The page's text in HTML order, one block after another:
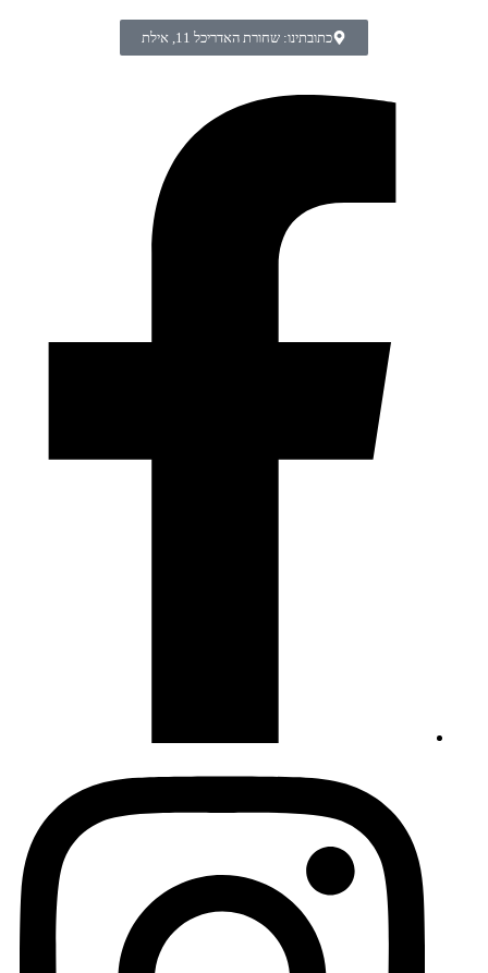
כתובתינו: שחורת האדריכל 11, אילת